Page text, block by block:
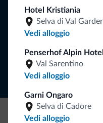
Hotel Kristiania
Selva di Val
Vedi alloggio
Penserhof Alpin
Val Sarentino
Vedi alloggio
Garni Ongaro
Selva di Cadore
Vedi alloggio
ISCRIVITI